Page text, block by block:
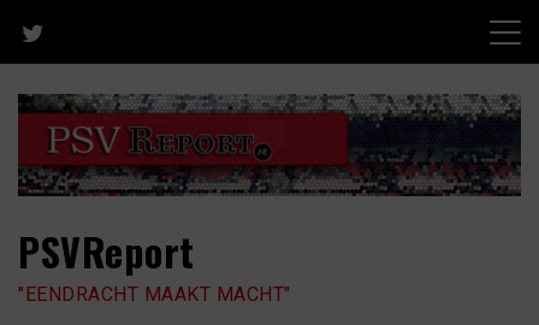
content
PSVReport
"EENDRACHT MAAKT MACHT"